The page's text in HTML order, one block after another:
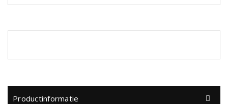
Productinformatie